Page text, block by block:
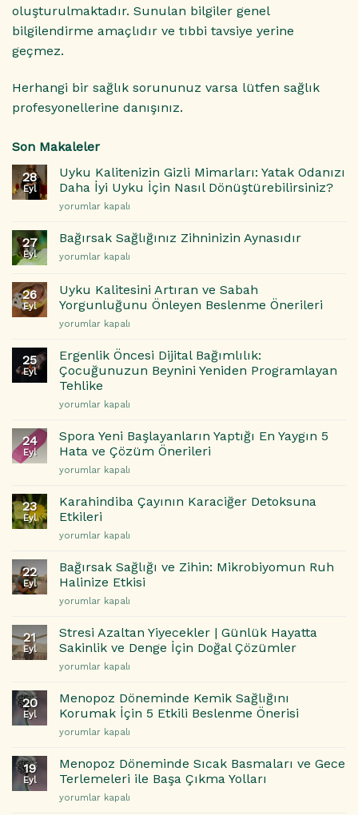
oluşturulmaktadır. Sunulan bilgiler genel
bilgilendirme amaçlıdır ve tıbbi tavsiye yerine
geçmez.
Herhangi bir sağlık sorununuz varsa lütfen sağlık
profesyonellerine danışınız.
Son Makaleler
28
Eyl
Uyku Kalitenizin Gizli Mimarları: Yatak Odanızı
Daha İyi Uyku İçin Nasıl Dönüştürebilirsiniz?
Uyku
Gizli
Mimarları:
Yatak
Daha
İyi
Uyku
İçin
Dönüştürebilirsiniz?
için
yorumlar kapalı
27
Eyl
Bağırsak Sağlığınız Zihninizin Aynasıdır
Bağırsak
Zihninizin
Aynasıdır
için
yorumlar kapalı
26
Eyl
Uyku Kalitesini Artıran ve Sabah
Yorgunluğunu Önleyen Beslenme Önerileri
Uyku
Artıran
Sabah
Yorgunluğunu
Önleyen
Önerileri
için
yorumlar kapalı
25
Eyl
Ergenlik Öncesi Dijital Bağımlılık:
Çocuğunuzun Beynini Yeniden Programlayan
Tehlike
Ergenlik
Dijital
Bağımlılık:
Çocuğunuzun
Beynini
Programlayan
Tehlike
yorumlar kapalı
24
Eyl
Spora Yeni Başlayanların Yaptığı En Yaygın 5
Hata ve Çözüm Önerileri
Spora
Başlayanların
Yaptığı
En
Yaygın
Hata
ve
Önerileri
yorumlar kapalı
23
Eyl
Karahindiba Çayının Karaciğer Detoksuna
Etkileri
Karahindiba
Karaciğer
Detoksuna
Etkileri
için
yorumlar kapalı
22
Eyl
Bağırsak Sağlığı ve Zihin: Mikrobiyomun Ruh
Halinize Etkisi
Bağırsak
ve
Zihin:
Mikrobiyomun
Ruh
Etkisi
için
yorumlar kapalı
21
Eyl
Stresi Azaltan Yiyecekler | Günlük Hayatta
Sakinlik ve Denge İçin Doğal Çözümler
Stresi
Yiyecekler
Günlük
Hayatta
ve
Denge
Doğal
yorumlar kapalı
20
Eyl
Menopoz Döneminde Kemik Sağlığını
Korumak İçin 5 Etkili Beslenme Önerisi
Menopoz
Kemik
Sağlığını
Korumak
İçin
yorumlar kapalı
19
Eyl
Menopoz Döneminde Sıcak Basmaları ve Gece
Terlemeleri ile Başa Çıkma Yolları
Menopoz
yorumlar kapalı